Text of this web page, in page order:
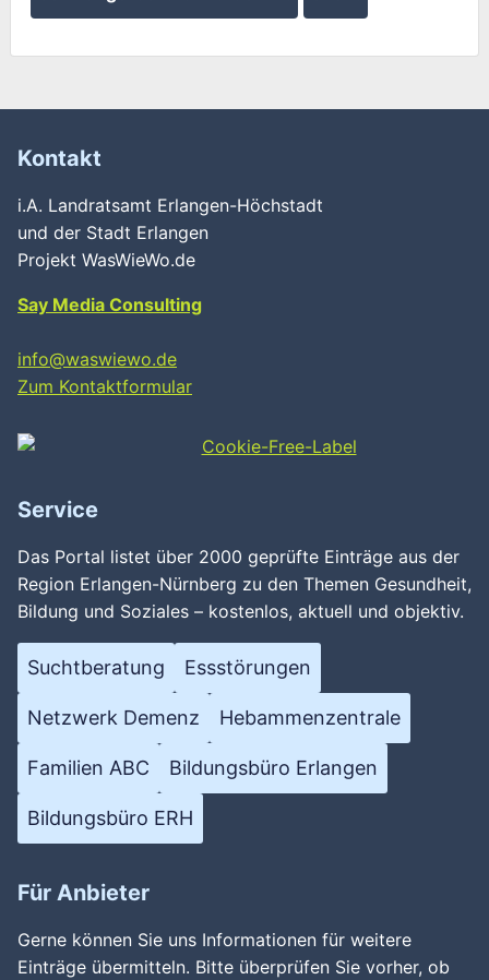
Kontakt
i.A. Landratsamt Erlangen-Höchstadt
und der Stadt Erlangen
Projekt WasWieWo.de
Say Media Consulting
info@waswiewo.de
Zum Kontaktformular
Service
Das Portal listet über 2000 geprüfte Einträge aus der
Region Erlangen-Nürnberg zu den Themen Gesundheit,
Bildung und Soziales – kostenlos, aktuell und objektiv.
Suchtberatung Essstörungen
Netzwerk Demenz Hebammenzentrale
Familien ABC Bildungsbüro Erlangen
Bildungsbüro ERH
Für Anbieter
Gerne können Sie uns Informationen für weitere
Einträge übermitteln. Bitte überprüfen Sie vorher, ob